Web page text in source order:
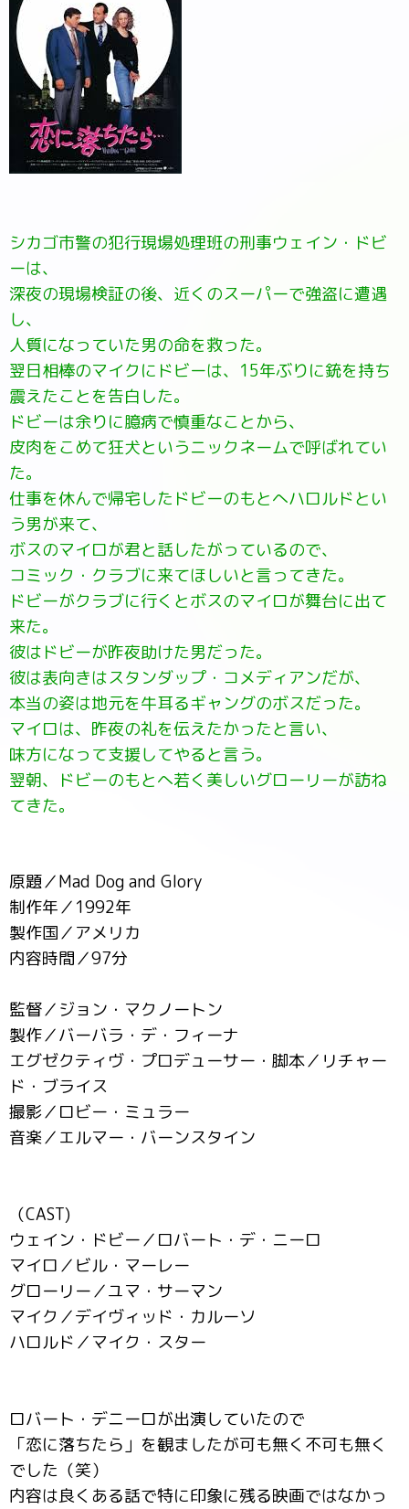
シカゴ市警の犯行現場処理班の刑事ウェイン・ドビ
ーは、
深夜の現場検証の後、近くのスーパーで強盗に遭遇
し、
人質になっていた男の命を救った。
翌日相棒のマイクにドビーは、15年ぶりに銃を持ち
震えたことを告白した。
ドビーは余りに臆病で慎重なことから、
皮肉をこめて狂犬というニックネームで呼ばれてい
た。
仕事を休んで帰宅したドビーのもとへハロルドとい
う男が来て、
ボスのマイロが君と話したがっているので、
コミック・クラブに来てほしいと言ってきた。
ドビーがクラブに行くとボスのマイロが舞台に出て
来た。
彼はドビーが昨夜助けた男だった。
彼は表向きはスタンダップ・コメディアンだが、
本当の姿は地元を牛耳るギャングのボスだった。
マイロは、昨夜の礼を伝えたかったと言い、
味方になって支援してやると言う。
翌朝、ドビーのもとへ若く美しいグローリーが訪ね
てきた。
原題／Mad Dog and Glory
制作年／1992年
製作国／アメリカ
内容時間／97分
監督／ジョン・マクノートン
製作／バーバラ・デ・フィーナ
エグゼクティヴ・プロデューサー・脚本／リチャー
ド・ブライス
撮影／ロビー・ミュラー
音楽／エルマー・バーンスタイン
（CAST)
ウェイン・ドビー／ロバート・デ・ニーロ
マイロ／ビル・マーレー
グローリー／ユマ・サーマン
マイク／デイヴィッド・カルーソ
ハロルド／マイク・スター
ロバート・デニーロが出演していたので
「恋に落ちたら」を観ましたが可も無く不可も無く
でした（笑）
内容は良くある話で特に印象に残る映画ではなかっ